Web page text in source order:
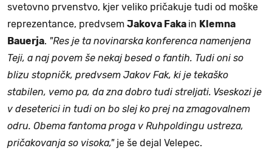
svetovno prvenstvo, kjer veliko pričakuje tudi od moške
reprezentance, predvsem Jakova Faka in Klemna
Bauerja. "Res je ta novinarska konferenca namenjena
Teji, a naj povem še nekaj besed o fantih. Tudi oni so
blizu stopničk, predvsem Jakov Fak, ki je tekaško
stabilen, vemo pa, da zna dobro tudi streljati. Vseskozi je
v deseterici in tudi on bo slej ko prej na zmagovalnem
odru. Obema fantoma proga v Ruhpoldingu ustreza,
pričakovanja so visoka,"je še dejal Velepec.